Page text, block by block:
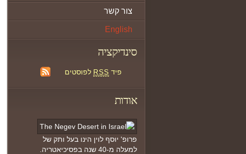
צור קשר
English
סינדיקציה
פיד RSS לפוסטים
אודות
פרופ' יוסף לוין הינו בעל ותק של
למעלה מ-40 שנה בפסיכיאטריה.